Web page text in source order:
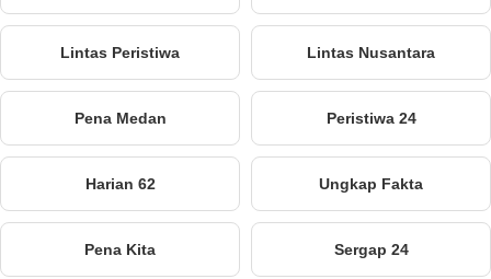
Lintas Peristiwa Lintas Nusantara
Pena Medan Peristiwa 24
Harian 62 Ungkap Fakta
Pena Kita Sergap 24